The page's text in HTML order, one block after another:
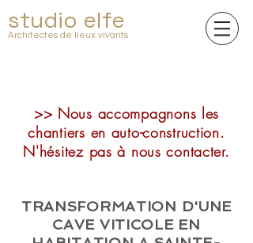
studio elfe
Architectes de lieux vivants
>> Nous accompagnons les
chantiers en auto-construction.
N'hésitez pas à nous contacter.
TRANSFORMATION D'UNE
CAVE VITICOLE EN